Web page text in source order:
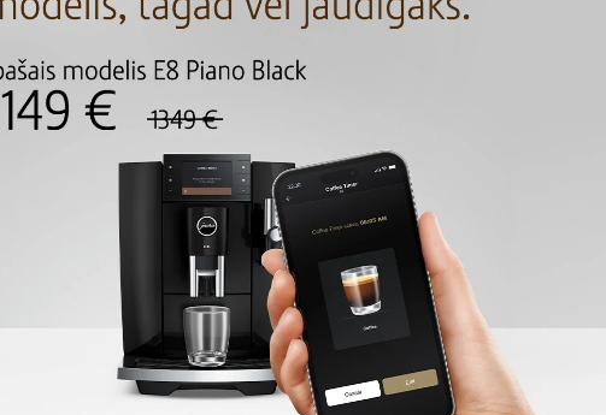
ŠAJĀ PAŠĀ PREČU GRUPĀ
APRAKSTS
PROFESSIONAL | 1 kg
ir kafijas harmonijas formula. Tai piemīt neatkārtojama garša.
skābumiņš veido lielisku harmoniju ar izteiktu patīkamu
nāk no Brazīlijas, Indijas un Kolumbijas.